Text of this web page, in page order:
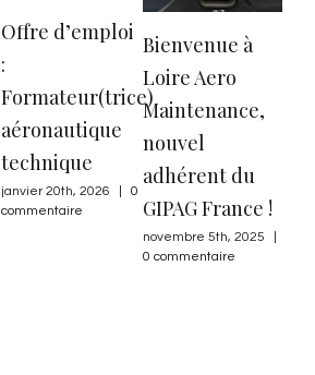
Offre d’emploi
:
Formateur(trice)
aéronautique
technique
janvier 20th, 2026
0
commentaire
Bienvenue à
Loire Aero
Maintenance,
nouvel
adhérent du
GIPAG France !
novembre 5th, 2025
0 commentaire